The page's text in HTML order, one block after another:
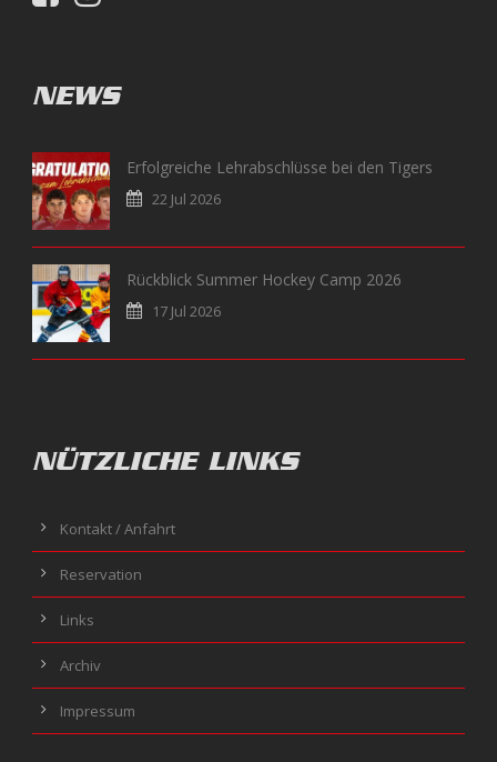
NEWS
Erfolgreiche Lehrabschlüsse bei den Tigers
22 Jul 2026
Rückblick Summer Hockey Camp 2026
17 Jul 2026
NÜTZLICHE LINKS
Kontakt / Anfahrt
Reservation
Links
Archiv
Impressum